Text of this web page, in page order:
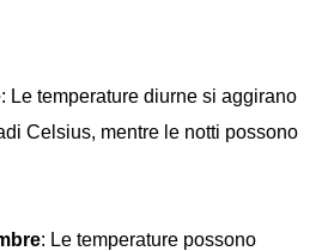
: Le temperature diurne si aggirano
Celsius, mentre le notti possono
: Le temperature possono